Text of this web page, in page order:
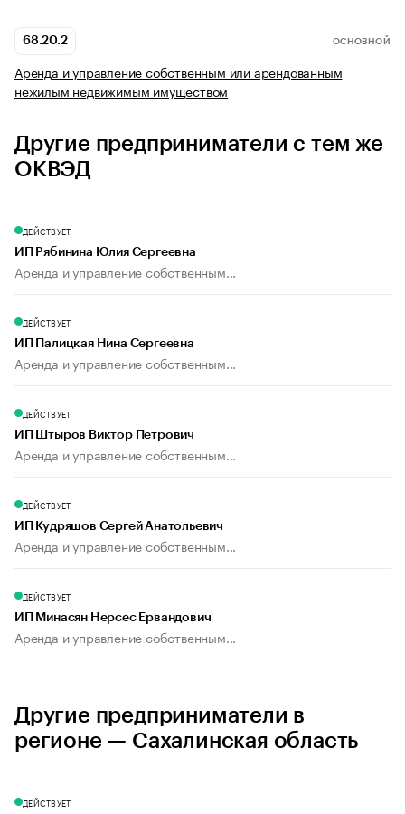
68.20.2 ОСНОВНОЙ
Аренда и управление собственным или арендованным
нежилым недвижимым имуществом
Другие предприниматели с тем же
ОКВЭД
ДЕЙСТВУЕТ
ИП Рябинина Юлия Сергеевна
Аренда и управление собственным...
ДЕЙСТВУЕТ
ИП Палицкая Нина Сергеевна
Аренда и управление собственным...
ДЕЙСТВУЕТ
ИП Штыров Виктор Петрович
Аренда и управление собственным...
ДЕЙСТВУЕТ
ИП Кудряшов Сергей Анатольевич
Аренда и управление собственным...
ДЕЙСТВУЕТ
ИП Минасян Нерсес Ервандович
Аренда и управление собственным...
Другие предприниматели в
регионе — Сахалинская область
ДЕЙСТВУЕТ